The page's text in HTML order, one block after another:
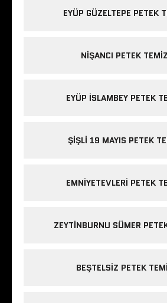
EYÜP GÜZELTEPE PETEK
NIŞANCI PETEK
EYÜP ISLAMBEY PETEK
ŞIŞLI 19 MAYIS PETEK
EMNIYETEVLERI PETEK
ZEYTINBURNU SÜMER
BEŞTELSIZ PETEK